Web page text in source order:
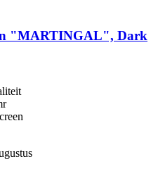
"MARTINGAL", Dark